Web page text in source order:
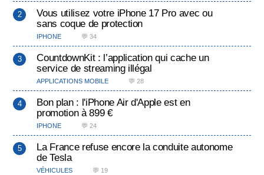
Vous utilisez votre iPhone 17 Pro avec ou
sans coque de protection
IPHONE 💬 34
CountdownKit : l’application qui cache un
service de streaming illégal
APPLICATIONS MOBILE 💬 28
Bon plan : l'iPhone Air d'Apple est en
promotion à 899 €
IPHONE 💬 24
La France refuse encore la conduite autonome
de Tesla
VÉHICULES 💬 19